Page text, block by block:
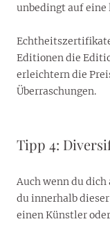
unbedingt auf eine
Editionen die
erleichtern die
Überraschungen.
Tipp 4:
Auch wenn du
du innerhalb
einen Künstler